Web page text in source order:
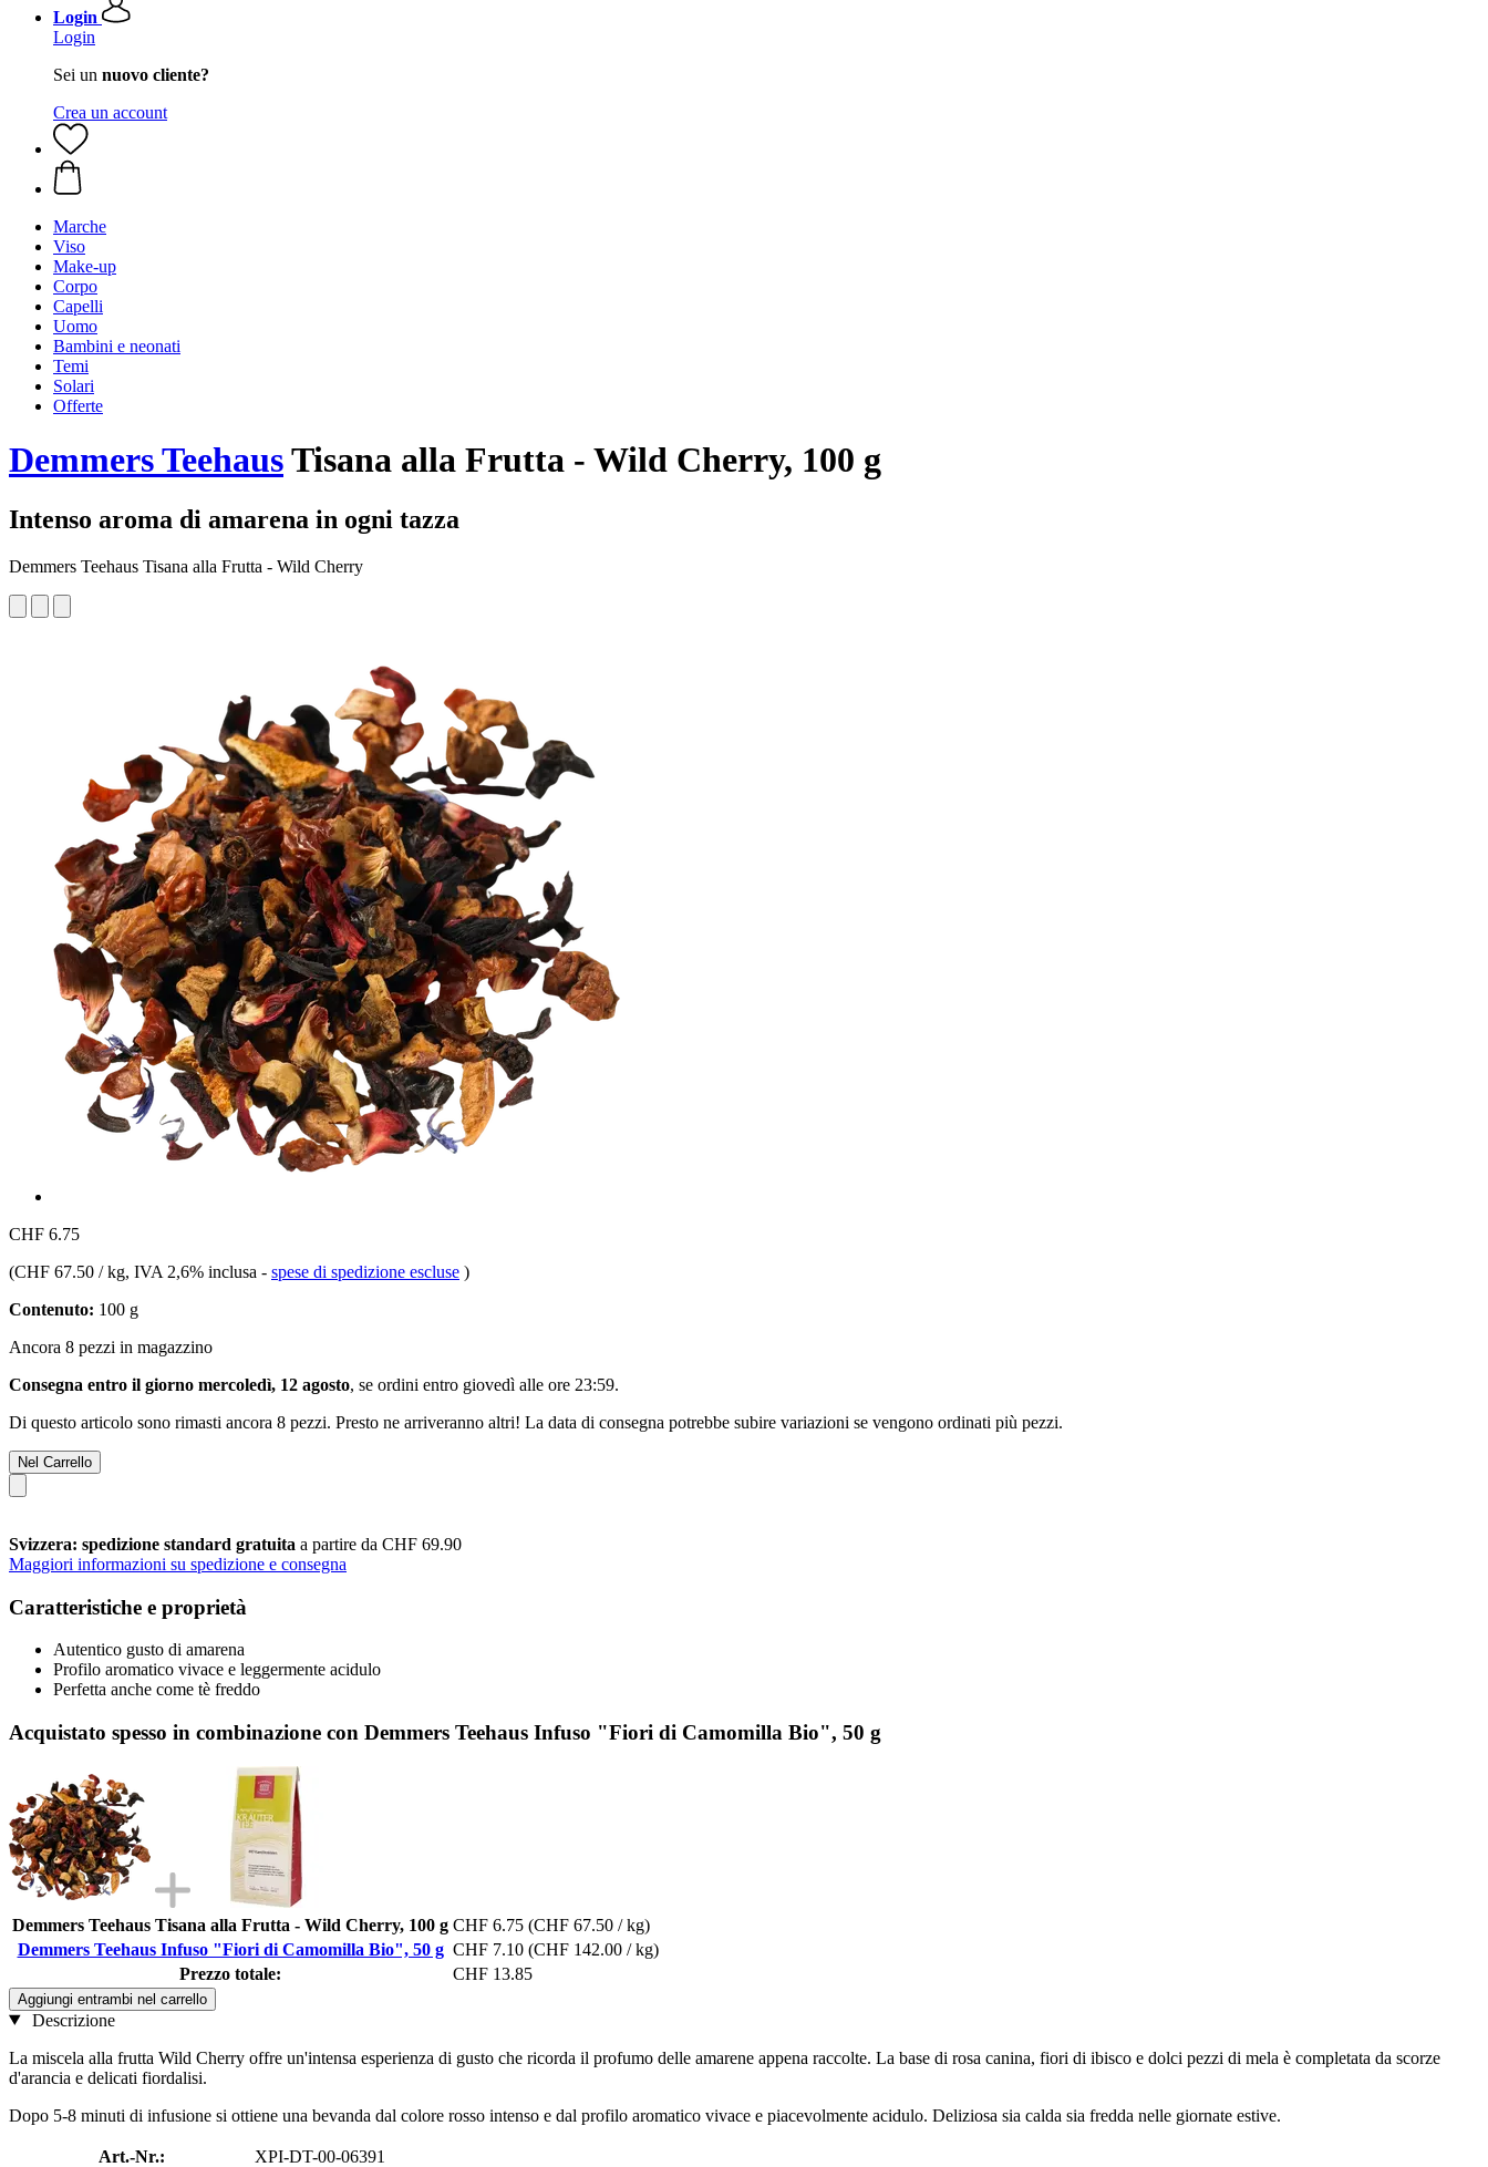
Login
Login
Sei un nuovo cliente?
Crea un account
Marche
Viso
Make-up
Corpo
Capelli
Uomo
Bambini e neonati
Temi
Solari
Offerte
Demmers TeehausTisana alla Frutta - Wild Cherry, 100 g
Intenso aroma di amarena in ogni tazza
Demmers Teehaus Tisana alla Frutta - Wild Cherry
CHF 6.75
(CHF 67.50 / kg, IVA 2,6% inclusa - spese di spedizione escluse )
Contenuto: 100 g
Ancora 8 pezzi in magazzino
Consegna entro il giorno mercoledì, 12 agosto, se ordini entro giovedì alle ore 23:59.
Di questo articolo sono rimasti ancora 8 pezzi. Presto ne arriveranno altri! La data di consegna potrebbe subire variazioni se vengono ordinati più pezzi.
Nel Carrello
Svizzera: spedizione standard gratuita a partire da CHF 69.90
Maggiori informazioni su spedizione e consegna
Caratteristiche e proprietà
Autentico gusto di amarena
Profilo aromatico vivace e leggermente acidulo
Perfetta anche come tè freddo
Acquistato spesso in combinazione con Demmers Teehaus Infuso "Fiori di Camomilla Bio", 50 g
Demmers Teehaus Tisana alla Frutta - Wild Cherry, 100 g CHF 6.75 (CHF 67.50 / kg)
Demmers Teehaus Infuso "Fiori di Camomilla Bio", 50 g CHF 7.10 (CHF 142.00 / kg)
Prezzo totale:
CHF 13.85
Aggiungi entrambi nel carrello
Descrizione
La miscela alla frutta Wild Cherry offre un'intensa esperienza di gusto che ricorda il profumo delle amarene appena raccolte. La base di rosa canina, fiori di ibisco e dolci pezzi di mela è completata da scorze
d'arancia e delicati fiordalisi.
Dopo 5-8 minuti di infusione si ottiene una bevanda dal colore rosso intenso e dal profilo aromatico vivace e piacevolmente acidulo. Deliziosa sia calda sia fredda nelle giornate estive.
Art.-Nr.:
XPI-DT-00-06391